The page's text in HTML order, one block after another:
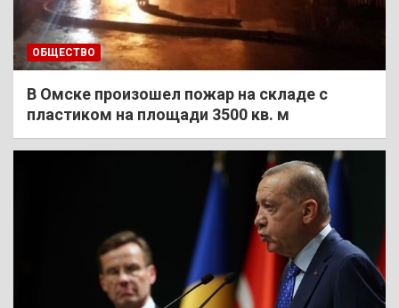
ОБЩЕСТВО
В Омске произошел пожар на складе с
пластиком на площади 3500 кв. м